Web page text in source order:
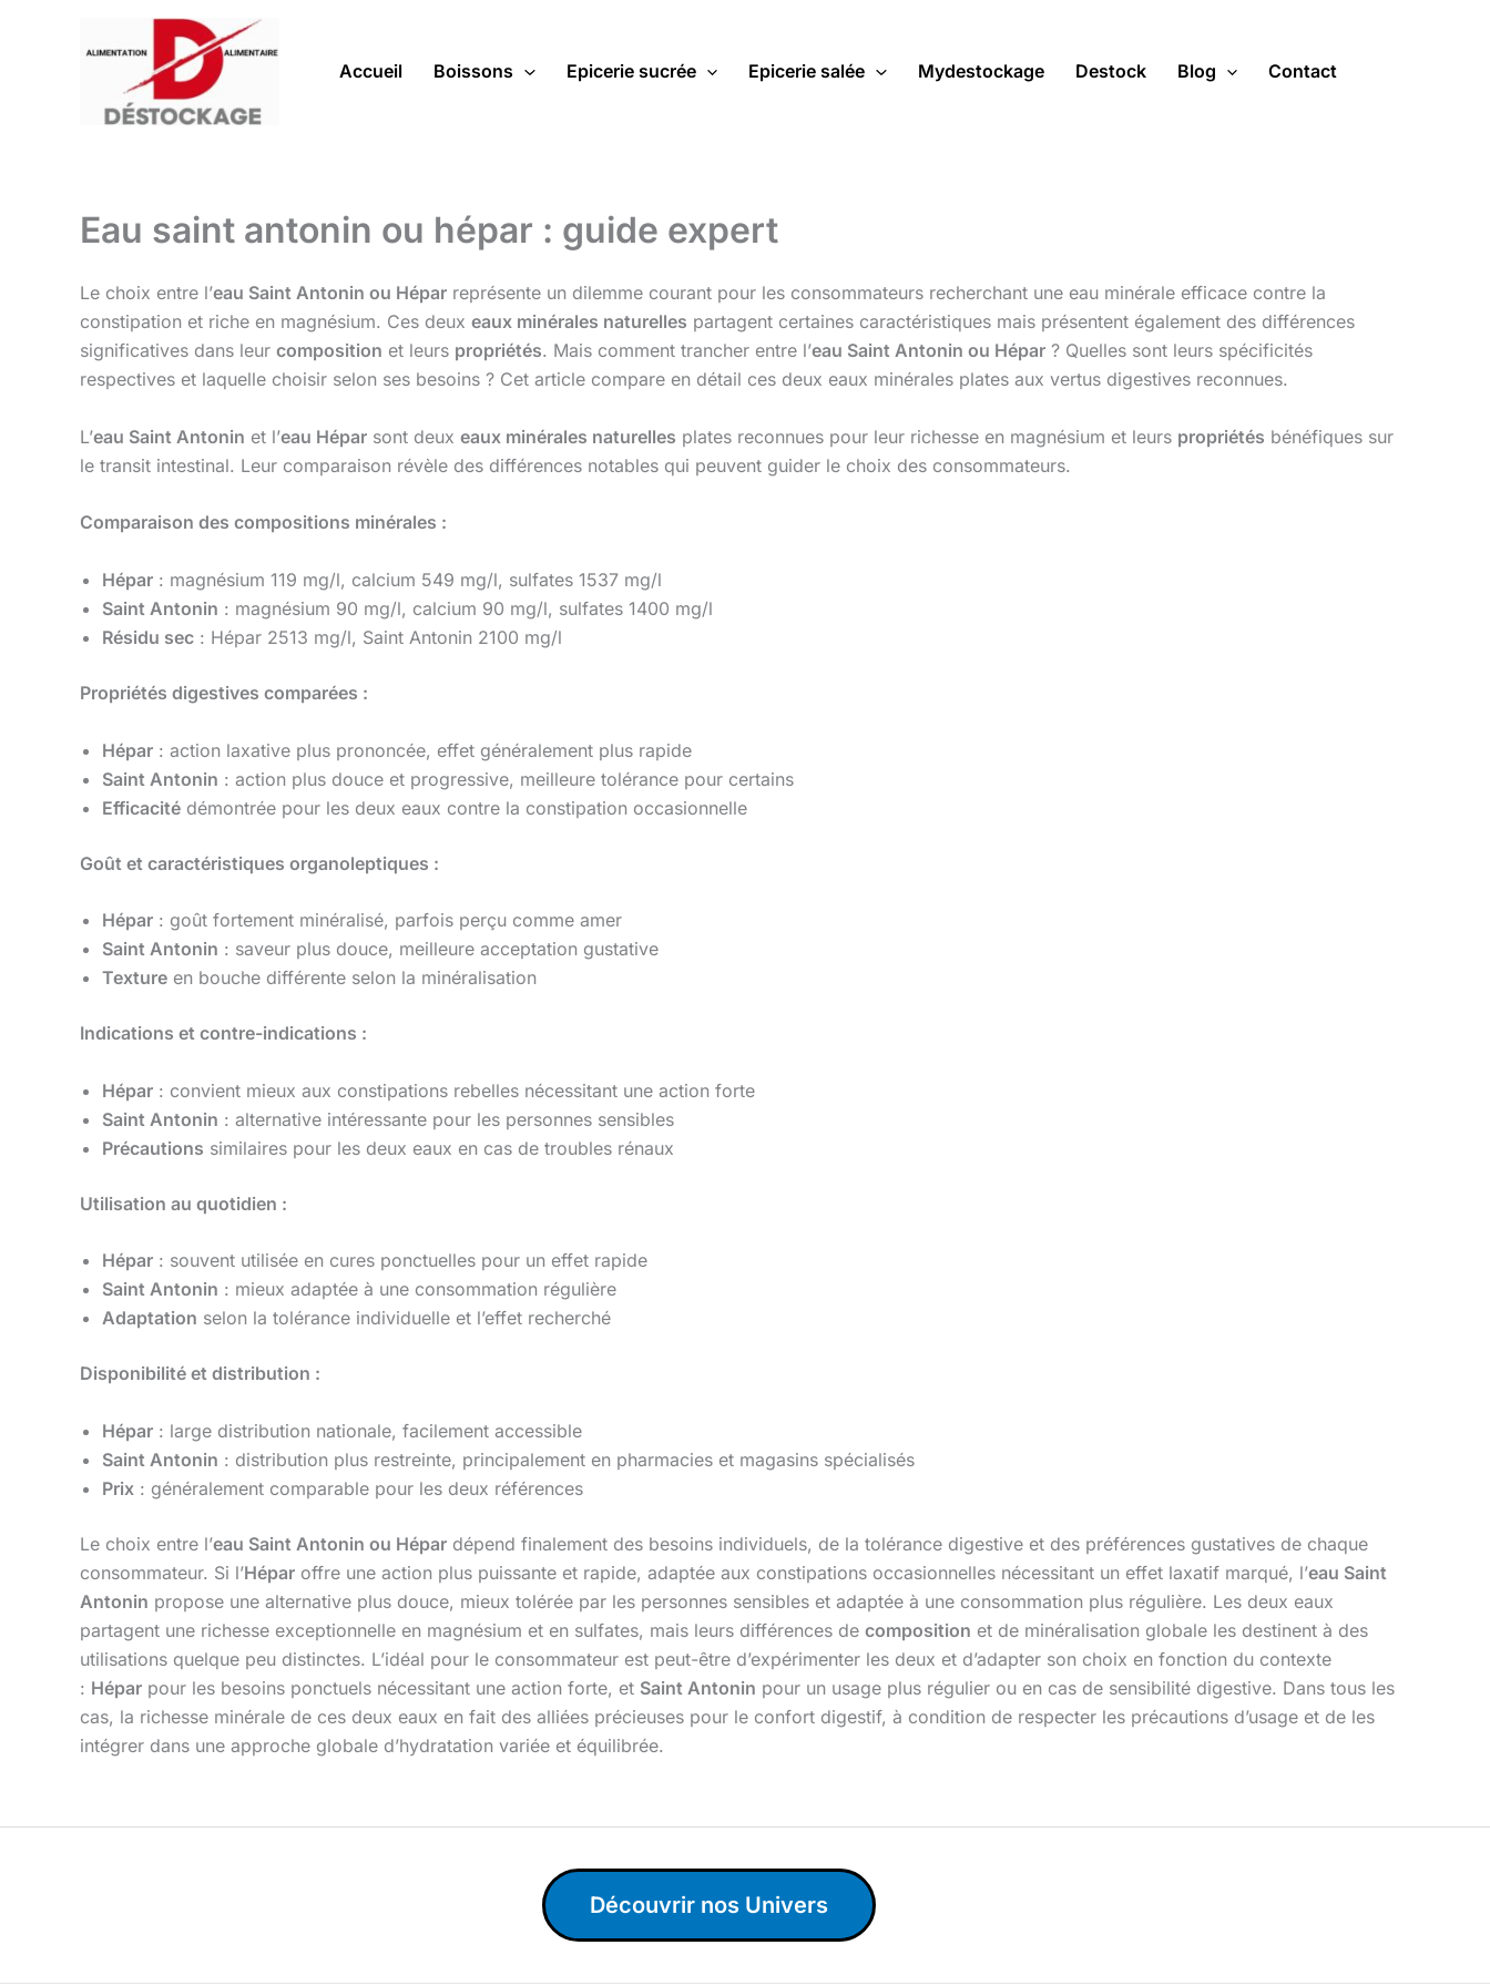
Accueil Boissons Epicerie sucrée Epicerie salée Mydestockage Destock Blog Contact
Eau saint antonin ou hépar : guide expert
Le choix entre l’eau Saint Antonin ou Hépar représente un dilemme courant pour les consommateurs recherchant une eau minérale efficace contre la
constipation et riche en magnésium. Ces deux eaux minérales naturelles partagent certaines caractéristiques mais présentent également des différences
significatives dans leur composition et leurs propriétés. Mais comment trancher entre l’eau Saint Antonin ou Hépar ? Quelles sont leurs spécificités
respectives et laquelle choisir selon ses besoins ? Cet article compare en détail ces deux eaux minérales plates aux vertus digestives reconnues.
L’eau Saint Antonin et l’eau Hépar sont deux eaux minérales naturelles plates reconnues pour leur richesse en magnésium et leurs propriétés bénéfiques sur
le transit intestinal. Leur comparaison révèle des différences notables qui peuvent guider le choix des consommateurs.
Comparaison des compositions minérales :
Hépar : magnésium 119 mg/l, calcium 549 mg/l, sulfates 1537 mg/l
Saint Antonin : magnésium 90 mg/l, calcium 90 mg/l, sulfates 1400 mg/l
Résidu sec : Hépar 2513 mg/l, Saint Antonin 2100 mg/l
Propriétés digestives comparées :
Hépar : action laxative plus prononcée, effet généralement plus rapide
Saint Antonin : action plus douce et progressive, meilleure tolérance pour certains
Efficacité démontrée pour les deux eaux contre la constipation occasionnelle
Goût et caractéristiques organoleptiques :
Hépar : goût fortement minéralisé, parfois perçu comme amer
Saint Antonin : saveur plus douce, meilleure acceptation gustative
Texture en bouche différente selon la minéralisation
Indications et contre-indications :
Hépar : convient mieux aux constipations rebelles nécessitant une action forte
Saint Antonin : alternative intéressante pour les personnes sensibles
Précautions similaires pour les deux eaux en cas de troubles rénaux
Utilisation au quotidien :
Hépar : souvent utilisée en cures ponctuelles pour un effet rapide
Saint Antonin : mieux adaptée à une consommation régulière
Adaptation selon la tolérance individuelle et l’effet recherché
Disponibilité et distribution :
Hépar : large distribution nationale, facilement accessible
Saint Antonin : distribution plus restreinte, principalement en pharmacies et magasins spécialisés
Prix : généralement comparable pour les deux références
Le choix entre l’eau Saint Antonin ou Hépar dépend finalement des besoins individuels, de la tolérance digestive et des préférences gustatives de chaque
consommateur. Si l’Hépar offre une action plus puissante et rapide, adaptée aux constipations occasionnelles nécessitant un effet laxatif marqué, l’eau Saint
Antonin propose une alternative plus douce, mieux tolérée par les personnes sensibles et adaptée à une consommation plus régulière. Les deux eaux
partagent une richesse exceptionnelle en magnésium et en sulfates, mais leurs différences de composition et de minéralisation globale les destinent à des
utilisations quelque peu distinctes. L’idéal pour le consommateur est peut-être d’expérimenter les deux et d’adapter son choix en fonction du contexte
: Hépar pour les besoins ponctuels nécessitant une action forte, et Saint Antonin pour un usage plus régulier ou en cas de sensibilité digestive. Dans tous les
cas, la richesse minérale de ces deux eaux en fait des alliées précieuses pour le confort digestif, à condition de respecter les précautions d’usage et de les
intégrer dans une approche globale d’hydratation variée et équilibrée.
Découvrir nos Univers